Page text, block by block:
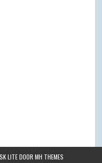
LITE DOORMH THEMES